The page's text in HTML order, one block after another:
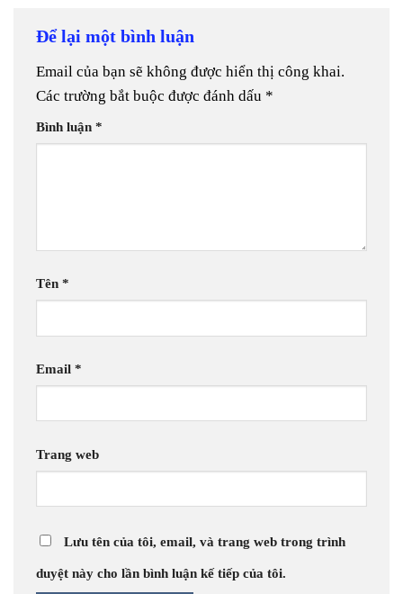
Để lại một bình luận
Email của bạn sẽ không được hiển thị công khai.
Các trường bắt buộc được đánh dấu *
Bình luận *
Tên *
Email *
Trang web
Lưu tên của tôi, email, và trang web trong trình
duyệt này cho lần bình luận kế tiếp của tôi.